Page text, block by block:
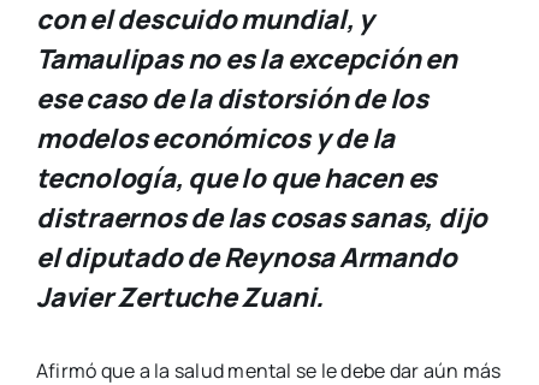
con el descuido mundial, y
Tamaulipas no es la excepción en
ese caso de la distorsión de los
modelos económicos y de la
tecnología, que lo que hacen es
distraernos de las cosas sanas, dijo
el diputado de Reynosa Armando
Javier Zertuche Zuani.
Afirmó que a la salud mental se le debe dar aún más